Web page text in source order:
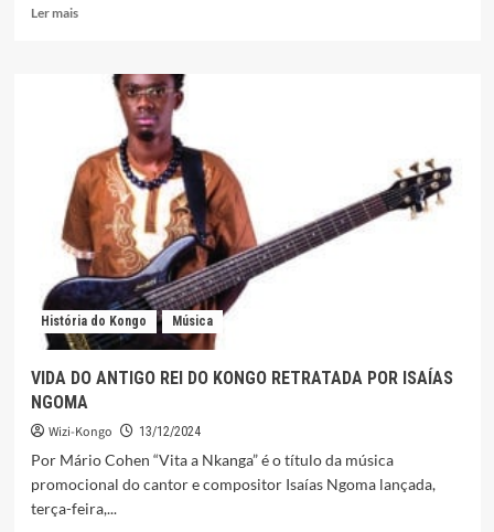
Ler maisLeia
PAPEL
SOCIAL
POLÍTICO
DA
MULHER
NO
REINO
DO
KONGO
DO
SÉCULO
XIV
SÉCULO
XVII
EM
PERSPECTIVA
COMPARADA
COM
História do Kongo Música
VIDA DO ANTIGO REI DO KONGO RETRATADA POR ISAÍAS
NGOMA
Wizi-Kongo 13/12/2024
Por Mário Cohen “Vita a Nkanga” é o título da música
promocional do cantor e compositor Isaías Ngoma lançada,
terça-feira,...